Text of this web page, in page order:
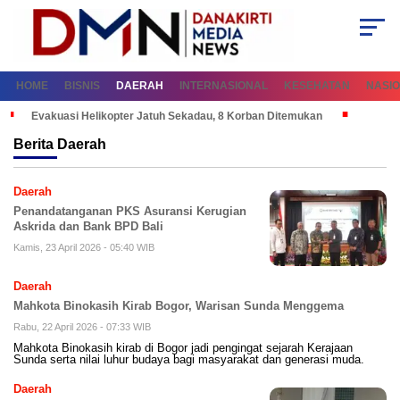
HOME BISNIS DAERAH INTERNASIONAL KESEHATAN
Evakuasi Helikopter Jatuh Sekadau, 8 Korban Ditemukan
Berita Daerah
Daerah
Penandatanganan PKS Asuransi Kerugian
Askrida dan Bank BPD Bali
Kamis, 23 April 2026 - 05:40 WIB
Daerah
Mahkota Binokasih Kirab Bogor, Warisan Sunda Menggema
Rabu, 22 April 2026 - 07:33 WIB
Mahkota Binokasih kirab di Bogor jadi pengingat sejarah Kerajaan
Sunda serta nilai luhur budaya bagi masyarakat dan generasi muda.
Daerah